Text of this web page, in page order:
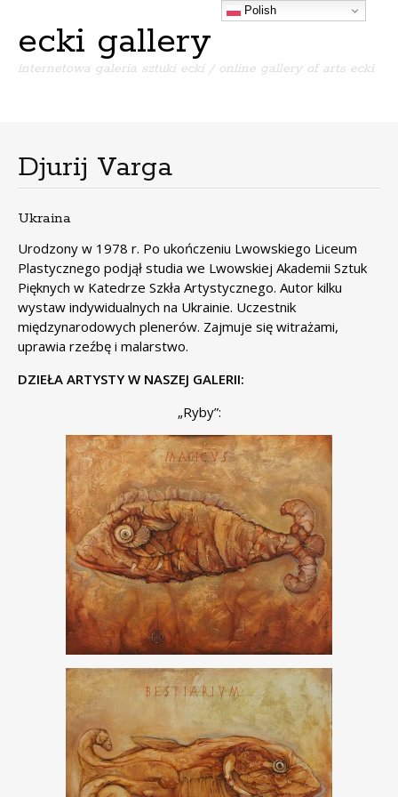
ecki gallery
internetowa galeria sztuki ecki / online gallery of arts ecki
i
p
t
o
c
o
n
t
e
n
t
Djurij Varga
Ukraina
Urodzony w 1978 r. Po ukończeniu Lwowskiego Liceum
Plastycznego podjął studia we Lwowskiej Akademii Sztuk
Pięknych w Katedrze Szkła Artystycznego. Autor kilku
wystaw indywidualnych na Ukrainie. Uczestnik
międzynarodowych plenerów. Zajmuje się witrażami,
uprawia rzeźbę i malarstwo.
DZIEŁA ARTYSTY W NASZEJ GALERII:
„Ryby”:
Polish